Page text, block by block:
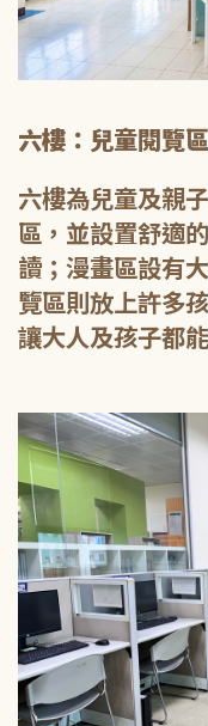
六樓：兒童閱
六樓為兒童及親
區，並設置舒適
讀；漫畫區設有
覽區則放上許多
讓大人及孩子都